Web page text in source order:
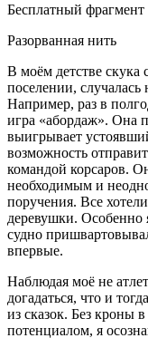
Бесплатный фрагмент
Разорванная нить
В моём детстве скука
поселении, случалась
Например, раз в
игра «абордаж». Она
выигрывает
возможность
командой корсаров.
необходимым и
поручения. Все
деревушки.
судно
впервые.
Наблюдая моё не
догадаться, что и
из сказок. Без кроны
потенциалом, я